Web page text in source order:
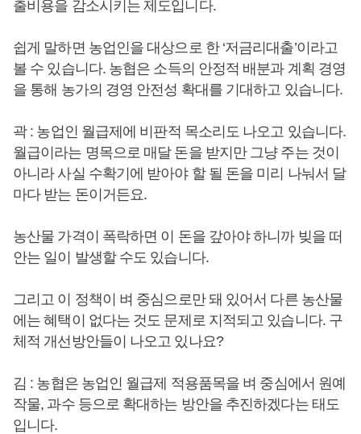
출비용을 감소시키는 제도입니다.
쉽게 말하면 농업인을 대상으로 한 ‘저금리대출’이라고
볼 수 있습니다. 농협은 소득의 안정적 배분과 계획 경영
을 통해 농가의 경영 안전성 확대를 기대하고 있습니다.
곽 : 농업인 월급제에 비판적 목소리도 나오고 있습니다.
월급이라는 명목으로 매달 돈을 받지만 그냥 주는 것이
아니라 사실 수확기에 받아야 할 될 돈을 미리 나눠서 달
마다 받는 돈이거든요.
농산물 가격이 폭락하면 이 돈을 갚아야 하니까 빚을 떠
안는 일이 발생할 수도 있습니다.
그리고 이 정책이 벼 중심으로만 돼 있어서 다른 농산물
에는 혜택이 없다는 것도 문제로 지적되고 있습니다. 구
체적 개선방안들이 나오고 있나요?
김 : 농협은 농업인 월급제 적용품목을 벼 중심에서 원예
작물, 과수 등으로 확대하는 방안을 추진하겠다는 태도
입니다.